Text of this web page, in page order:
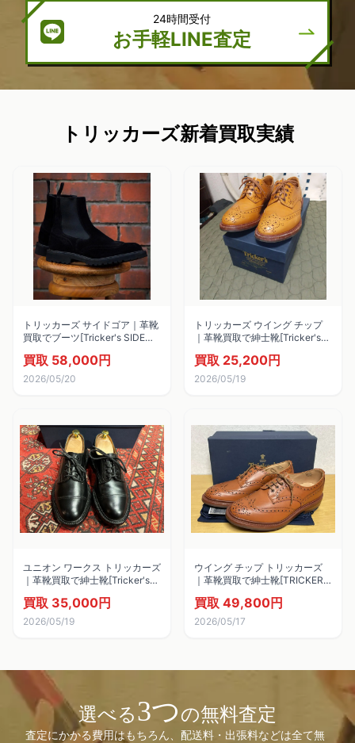
24時間受付
お手軽LINE査定
トリッカーズ新着買取実績
トリッカーズ サイドゴア｜革靴
買取でブーツ[Tricker's SIDE
た。
買取 58,000円
2026/05/20
トリッカーズ ウイング チップ
｜革靴買取で紳士靴[Tricker's
た。
買取 25,200円
2026/05/19
ユニオン ワークス トリッカーズ
｜革靴買取で紳士靴[Tricker's
しました。
買取 35,000円
2026/05/19
ウイング チップ トリッカーズ
｜革靴買取で紳士靴[TRICKER'S
買取 49,800円
2026/05/17
選べる3つの無料査定
査定にかかる費用はもちろん、配送料・出張料などは全て無